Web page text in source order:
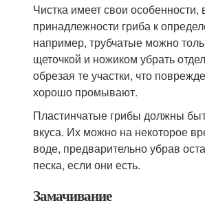
Чистка имеет свои особенности,
принадлежности гриба к
например, трубчатые можно
щеточкой и ножиком убрать
обрезая те участки, что
хорошо промывают.
Пластинчатые грибы должны
вкуса. Их можно на некоторое
воде, предварительно убрав
песка, если они есть.
Замачивание